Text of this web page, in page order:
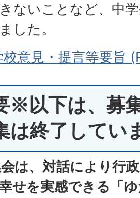
ないことなど、中
した。
校意見・提言等要旨
※以下は、募
は終了してい
は、対話により行
せを実感できる「